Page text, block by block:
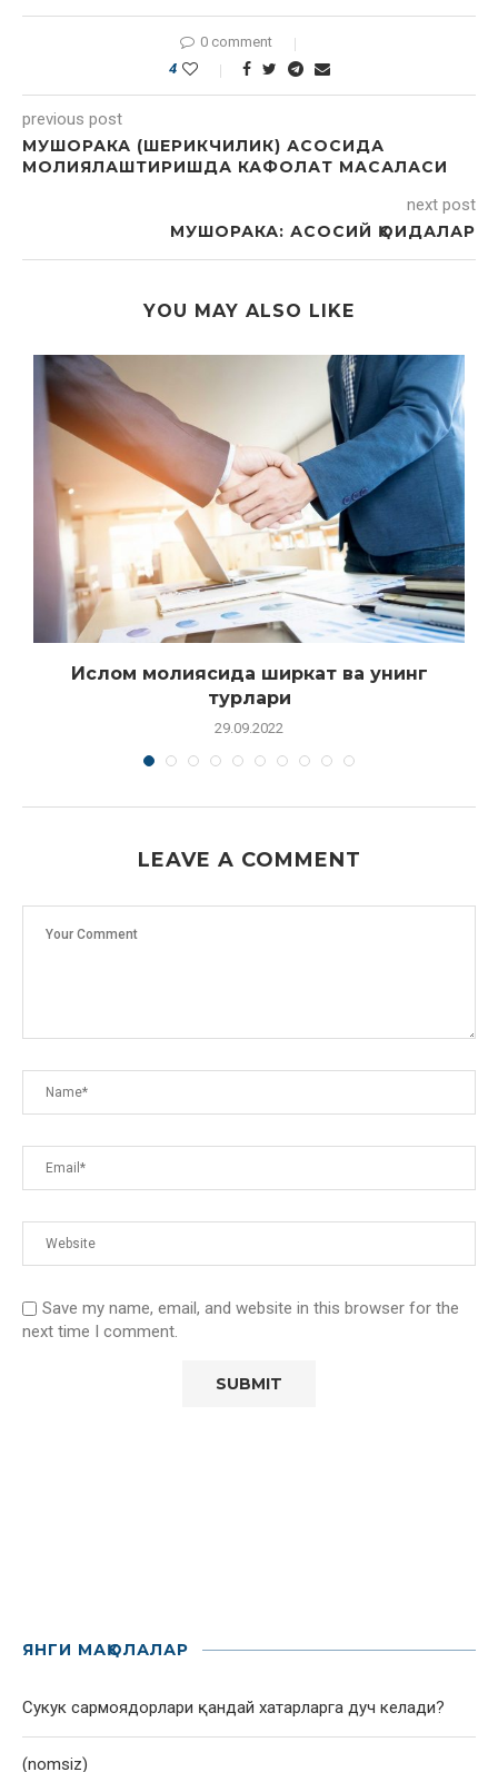
0 comment
4
previous post
МУШОРАКА (ШЕРИКЧИЛИК) АСОСИДА
МОЛИЯЛАШТИРИШДА КАФОЛАТ МАСАЛАСИ
next post
МУШОРАКА: АСОСИЙ ҚОИДАЛАР
YOU MAY ALSO LIKE
Ислом молиясида ширкат ва унинг
турлари
29.09.2022
LEAVE A COMMENT
Save my name, email, and website in this browser for the
next time I comment.
ЯНГИ МАҚОЛАЛАР
Сукук сармоядорлари қандай хатарларга дуч келади?
(nomsiz)